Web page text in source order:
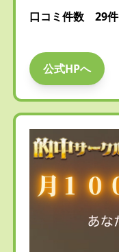
口コミ件数 29件
公式HPへ